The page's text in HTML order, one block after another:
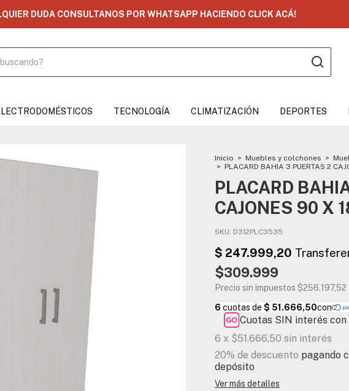
DUDA CONSULTANOS POR WHATSAPP HACIENDO CLICK ACÁ!
TECNOLOGÍA CLIMATIZACIÓN DEPORTES
Inicio > Muebles y colchones >
> PLACARD BAHIA 3 PUERTAS 2
PLACARD
CAJONES 90 X
SKU: D312PLC3535
$309.999
Precio sin impuestos $256.197,52
Cuotas SIN interés con
6 x $51.666,50 sin interés
20% de descuento pagando
depósito
Ver más detalles